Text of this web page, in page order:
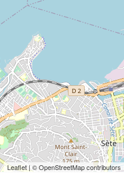
Leaflet | © OpenStreetMap contributors